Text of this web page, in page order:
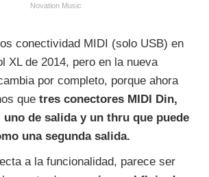
Novation Music
conectividad MIDI (solo USB) en
XL de 2014, pero en la nueva
por completo, porque ahora
que tres conectores MIDI Din,
uno de salida y un thru que puede
una segunda salida.
a la funcionalidad, parece ser